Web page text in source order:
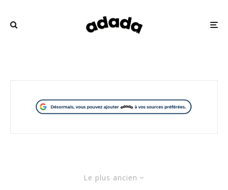
Le plus ancien